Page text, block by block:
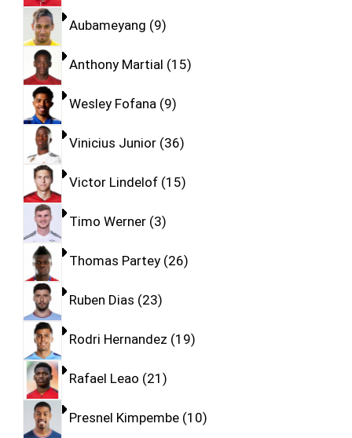
Aubameyang 9
Anthony Martial 15
Wesley Fofana 9
Vinicius Junior 36
Victor Lindelof 15
Timo Werner 3
Thomas Partey 26
Ruben Dias 23
Rodri Hernandez 19
Rafael Leao 21
Presnel Kimpembe 10